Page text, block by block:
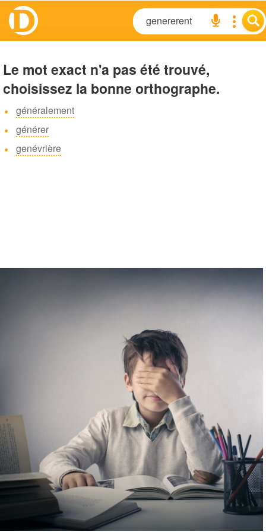
Le mot exact n'a pas été trouvé,
choisissez la bonne orthographe.
généralement
générer
genévrière